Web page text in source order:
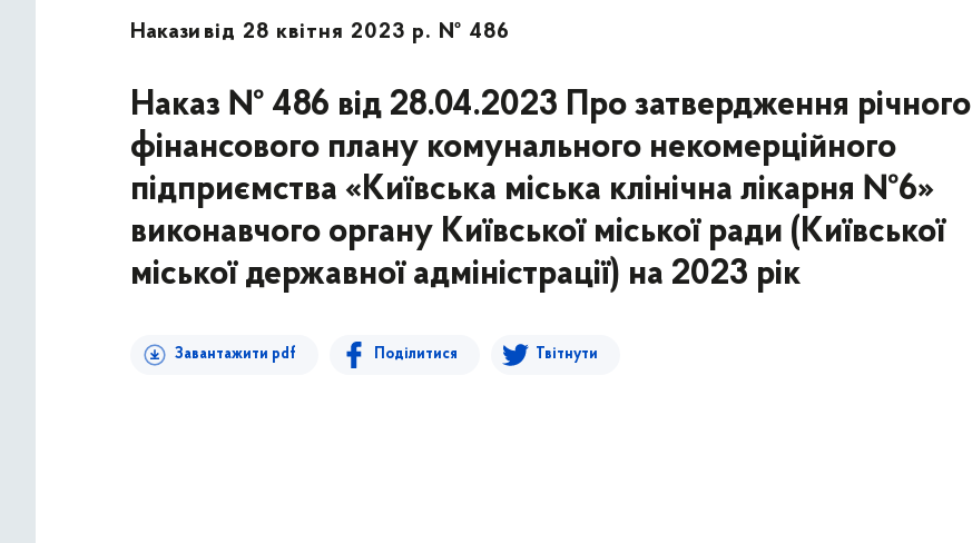
Накази від 28 квітня 2023 р. № 486
Наказ № 486 від 28.04.2023 Про затвердження річного
фінансового плану комунального некомерційного
підприємства «Київська міська клінічна лікарня №6»
виконавчого органу Київської міської ради (Київської
міської державної адміністрації) на 2023 рік
Завантажити pdf Поділитися Твітнути